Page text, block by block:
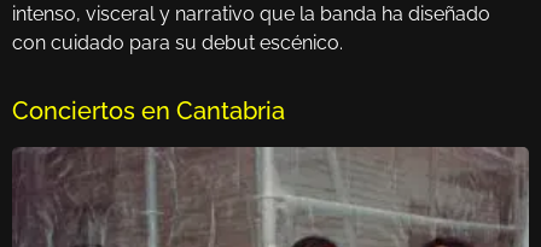
intenso, visceral y narrativo que la banda ha diseñado
con cuidado para su debut escénico.
Conciertos en Cantabria